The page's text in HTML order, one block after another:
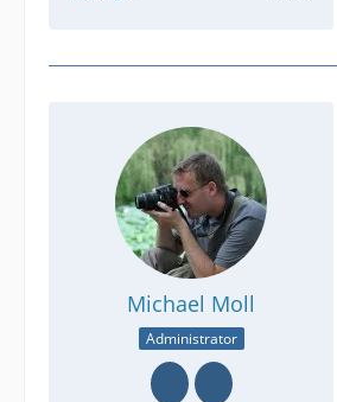
Michael Moll
Administrator